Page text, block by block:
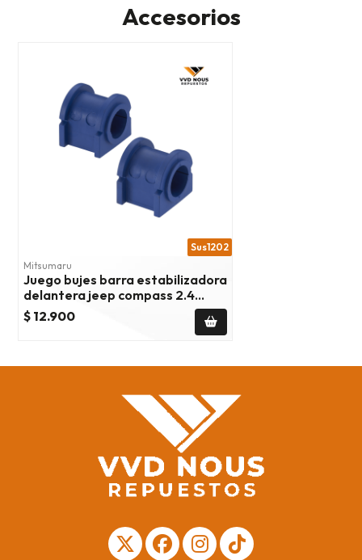
Accesorios
Sus1202
Mitsumaru
Juego bujes barra estabilizadora
delantera jeep compass 2.4
2007/2017
$ 12.900